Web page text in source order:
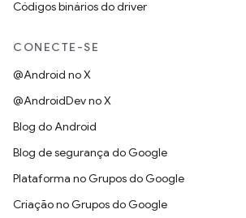
Códigos binários do driver
CONECTE-SE
@Android no X
@AndroidDev no X
Blog do Android
Blog de segurança do Google
Plataforma no Grupos do Google
Criação no Grupos do Google